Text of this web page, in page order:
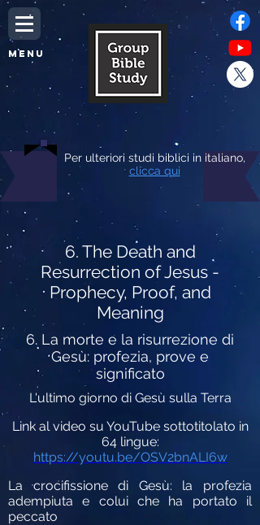
MENU
Per ulteriori studi biblici in italiano,
clicca qui
6. The Death and
Resurrection of Jesus -
Prophecy, Proof, and
Meaning
6. La morte e la risurrezione di
Gesù: profezia, prove e
significato
L'ultimo giorno di Gesù sulla Terra
Link al video su YouTube sottotitolato in
64 lingue:
https://youtu.be/OSV2bnALI6w
La crocifissione di Gesù: la profezia
adempiuta e colui che ha portato il
peccato